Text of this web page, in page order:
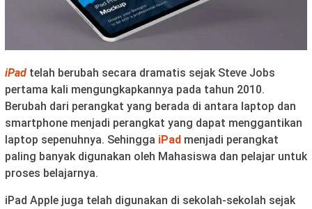
iPad telah berubah secara dramatis sejak Steve Jobs
pertama kali mengungkapkannya pada tahun 2010.
Berubah dari perangkat yang berada di antara laptop dan
smartphone menjadi perangkat yang dapat menggantikan
laptop sepenuhnya. Sehingga iPad menjadi perangkat
paling banyak digunakan oleh Mahasiswa dan pelajar untuk
proses belajarnya.
iPad Apple juga telah digunakan di sekolah-sekolah sejak